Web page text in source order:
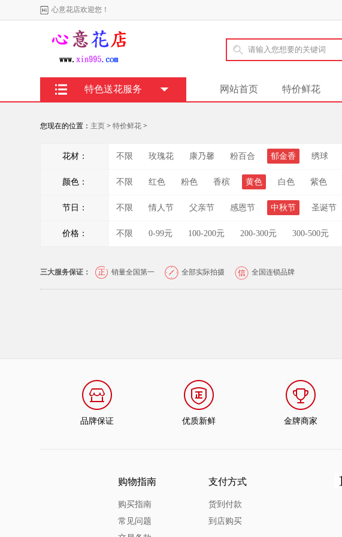
心意花店欢迎您！
网站首页 特价鲜花
特色送花服务
您现在的位置： 主页 > 特价鲜花 >
花材： 不限 玫瑰花 康乃馨 粉百合 郁金香 绣球
颜色： 不限 红色 粉色 香槟 黄色 白色 紫色
节日： 不限 情人节 父亲节 感恩节 中秋节 圣诞节
价格： 不限 0-99元 100-200元 200-300元 300-500元
三大服务保证： 销量全国第一 全部实际拍摄 全国连锁品牌
品牌保证 优质新鲜 金牌商家
购物指南
购买指南
常见问题
支付方式
货到付款
到店购买